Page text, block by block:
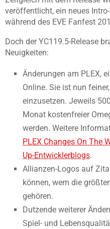
veröffentlicht, ein neues
während des EVE Fanfest
Doch der YC119.5-Release
Neuigkeiten:
Änderungen am PLEX,
Online. Sie ist nun
einzusetzen. Jeweils
Monat kostenfreier
werden. Weitere
PLEX Changes On The
Up-Entwicklerblogs.
Allianzen-Logos auf
können, wem die
gehören.
Dutzende weiterer
Spiel- und